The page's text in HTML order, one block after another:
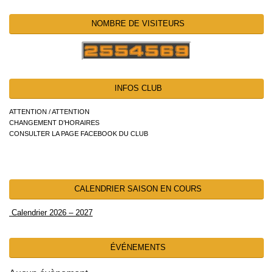
NOMBRE DE VISITEURS
INFOS CLUB
ATTENTION / ATTENTION
CHANGEMENT D’HORAIRES
CONSULTER LA PAGE FACEBOOK DU CLUB
CALENDRIER SAISON EN COURS
Calendrier 2026 – 2027
ÉVÉNEMENTS